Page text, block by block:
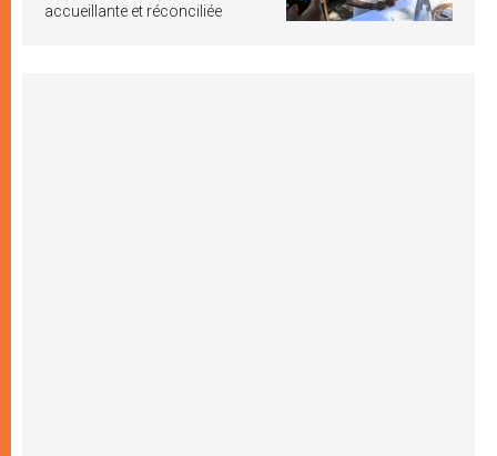
accueillante et réconciliée